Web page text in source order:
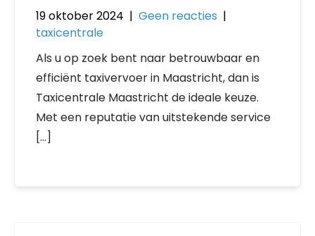
19 oktober 2024 | Geen reacties |
taxicentrale
Als u op zoek bent naar betrouwbaar en
efficiënt taxivervoer in Maastricht, dan is
Taxicentrale Maastricht de ideale keuze.
Met een reputatie van uitstekende service
[…]